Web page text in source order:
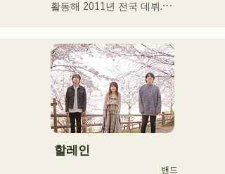
활동해 2011년 전국 데뷔.
어져 기업 CM송이나 영화
등에도 많이 종사한다.
2014년~2017년에는 도쿄를
거점으로 활동해, 포카리스
웨트의 TVCM송이나 후지
TV 「MUSIC FAIR」에서
모리야마 나오타로씨의 코러
할레인
밴드